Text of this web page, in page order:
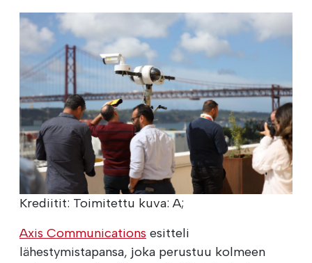
Krediitit: Toimitettu kuva: A;
Axis Communications esitteli
lähestymistapansa, joka perustuu kolmeen